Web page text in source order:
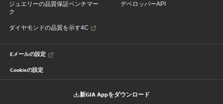
ジュエリーの品質保証ベンチマー
ク
ダイヤモンドの品質を示す4C
デベロッパーAPI
Eメールの設定
Cookieの設定
新GIA Appをダウンロード